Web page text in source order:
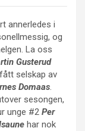
annerledes i
og
La oss
Gusterud
selskap av
Domaas.
sesongen,
unge #2 Per
har nok